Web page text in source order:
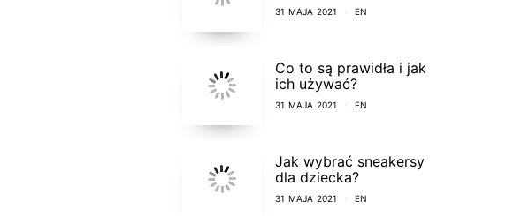
31 MAJA 2021 EN
Co to są prawidła i jak
ich używać?
31 MAJA 2021 EN
Jak wybrać sneakersy
dla dziecka?
31 MAJA 2021 EN